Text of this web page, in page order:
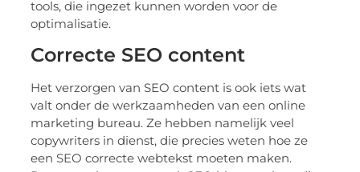
tools, die ingezet kunnen worden voor de
optimalisatie.
Correcte SEO content
Het verzorgen van SEO content is ook iets wat
valt onder de werkzaamheden van een online
marketing bureau. Ze hebben namelijk veel
copywriters in dienst, die precies weten hoe ze
een SEO correcte webtekst moeten maken.